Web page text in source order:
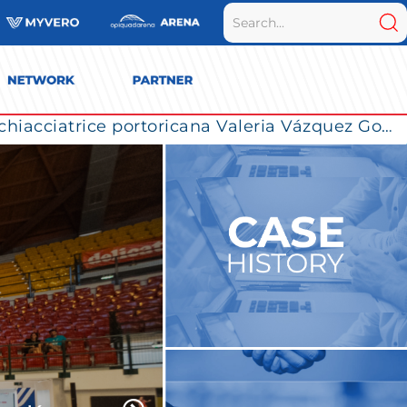
La Numia Vero Volley completa il roster: la schiacciatrice portoricana Valeria Vázquez Gomez è l’ultimo innesto di Milano per la stagione 2026/2027
la